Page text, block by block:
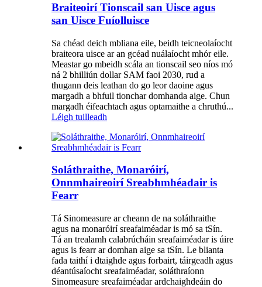
Braiteoirí Tionscail san Uisce agus
san Uisce Fuíolluisce
Sa chéad deich mbliana eile, beidh teicneolaíocht
braiteora uisce ar an gcéad nuálaíocht mhór eile.
Meastar go mbeidh scála an tionscail seo níos mó
ná 2 bhilliún dollar SAM faoi 2030, rud a
thugann deis leathan do go leor daoine agus
margadh a bhfuil tionchar domhanda aige. Chun
margadh éifeachtach agus optamaithe a chruthú...
Léigh tuilleadh
Soláthraithe, Monaróirí,
Onnmhaireoirí Sreabhmhéadair is
Fearr
Tá Sinomeasure ar cheann de na soláthraithe
agus na monaróirí sreafaiméadar is mó sa tSín.
Tá an trealamh calabrúcháin sreafaiméadar is úire
agus is fearr ar domhan aige sa tSín. Le blianta
fada taithí i dtaighde agus forbairt, táirgeadh agus
déantúsaíocht sreafaiméadar, soláthraíonn
Sinomeasure sreafaiméadar ardchaighdeáin do